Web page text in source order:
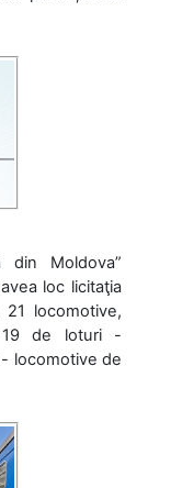
din Moldova”
loc licitaţia
locomotive,
de loturi -
locomotive de